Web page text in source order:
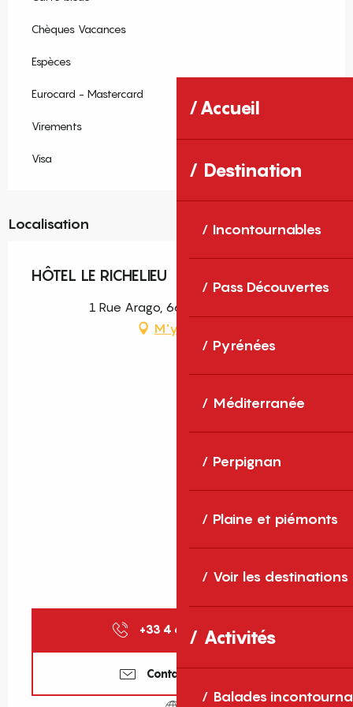
Accueil
Destination
Incontournables
Pass Découvertes
Pyrénées
Méditerranée
Perpignan
Plaine et piémonts
Voir les destinations
Activités
Balades
Chèques Vacances
Espèces
Eurocard - Mastercard
Virements
Visa
Localisation
HÔTEL LE RICHELIEU
1 Rue Arago, 66160 Le Boulou
M'y rendre
+33 4 68 87 50 ▒▒
Contactez-nous